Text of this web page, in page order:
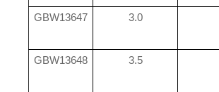
GBW13647 3.0
GBW13648 3.5